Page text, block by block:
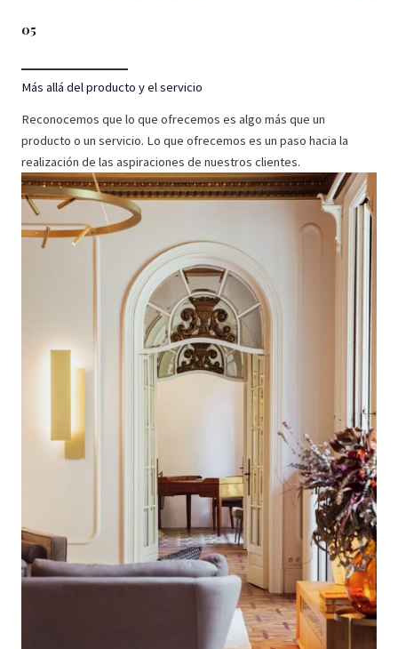
05
Más allá del producto y el servicio
Reconocemos que lo que ofrecemos es algo más que un
producto o un servicio. Lo que ofrecemos es un paso hacia la
realización de las aspiraciones de nuestros clientes.